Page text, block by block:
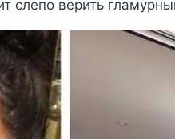
слепо верить